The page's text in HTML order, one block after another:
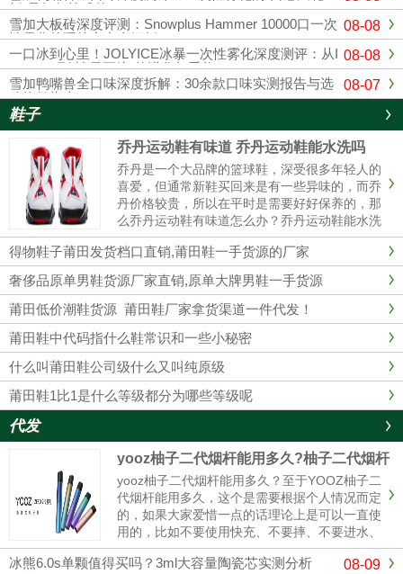
板"是如何炼成的？
08-08
雪加大板砖深度评测：Snowplus Hammer 10000口一次
性雾化的硬核实力全解析
08-08
一口冰到心里！JOLYICE冰暴一次性雾化深度测评：从I
CEMAX到"冰暴正统"的进化与重构
08-07
雪加鸭嘴兽全口味深度拆解：30余款口味实测报告与选
购终极指南
鞋子
乔丹运动鞋有味道 乔丹运动鞋能水洗吗
乔丹是一个大品牌的篮球鞋，深受很多年轻人的
喜爱，但通常新鞋买回来是有一些异味的，而乔
丹价格较贵，所以在平时是需要好好保养的，那
么乔丹运动鞋有味道怎么办？乔丹运动鞋能水洗
吗？乔丹运动鞋有味道1、最简单的办法在鞋里
放上橘子皮。2、用棉花沾些酒精塞入球鞋里，
这样经过一夜以后，棉花已经乾......
得物鞋子莆田发货档口直销,莆田鞋一手货源的厂家
奢侈品原单男鞋货源厂家直销,原单大牌男鞋一手货源
莆田低价潮鞋货源 莆田鞋厂家拿货渠道一件代发！
莆田鞋中代码指什么鞋常识和一些小秘密
什么叫莆田鞋公司级什么又叫纯原级
莆田鞋1比1是什么等级都分为哪些等级呢
代发
yooz柚子二代烟杆能用多久?柚子二代烟杆
yooz柚子二代烟杆能用多久？至于YOOZ柚子二
代烟杆能用多久，这个是需要根据个人情况而定
的，如果大家爱惜一点的话理论上是可以一直使
用的，比如不要使用快充、不要摔、不要进水、
定期清理冷凝液、这样可以使你的烟杆寿命更
长，使用的时间更久。与其它电子烟产品相比，
08-09
冰熊6.0s单颗值得买吗？3ml大容量陶瓷芯实测分析